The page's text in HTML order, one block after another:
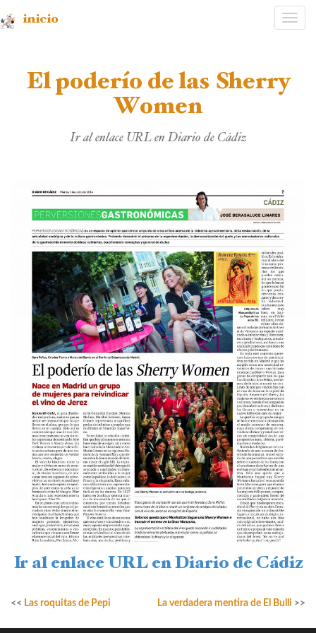
inicio
El poderío de las Sherry
Women
Ir al enlace URL en Diario de Cádiz
Ir al enlace URL en Diario de Cádiz
<< Las roquitas de Pepi La verdadera mentira de El Bulli >>